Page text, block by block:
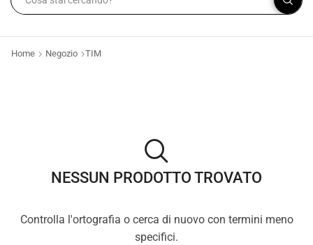
Home Negozio TIM
NESSUN PRODOTTO TROVATO
Controlla l'ortografia o cerca di nuovo con termini meno
specifici.